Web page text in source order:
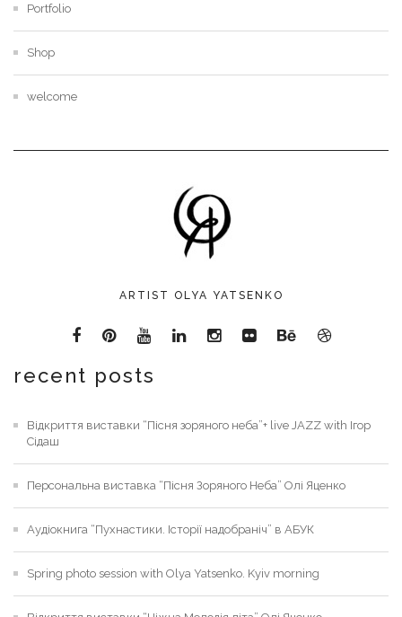
Portfolio
Shop
welcome
ARTIST OLYA YATSENKO
recent posts
Відкриття виставки “Пісня зоряного неба”+ live JAZZ with Ігор
Сідаш
Персональна виставка “Пісня Зоряного Неба” Олі Яценко
Аудіокнига “Пухнастики. Історії надобраніч” в АБУК
Spring photo session with Olya Yatsenko. Kyiv morning